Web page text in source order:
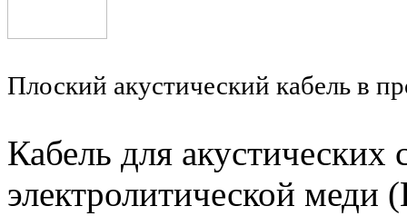
Плоский акустический кабель в
Кабель для акустических
электролитической меди